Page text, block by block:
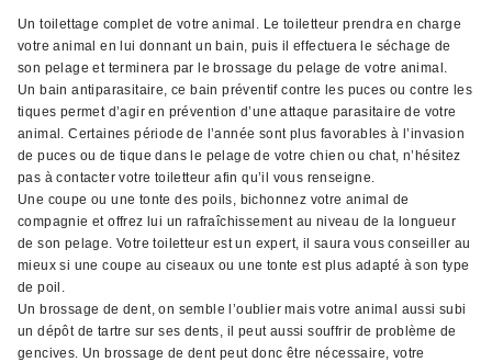
Un toilettage complet de votre animal. Le toiletteur prendra en charge
votre animal en lui donnant un bain, puis il effectuera le séchage de
son pelage et terminera par le brossage du pelage de votre animal.
Un bain antiparasitaire, ce bain préventif contre les puces ou contre les
tiques permet d’agir en prévention d’une attaque parasitaire de votre
animal. Certaines période de l’année sont plus favorables à l’invasion
de puces ou de tique dans le pelage de votre chien ou chat, n’hésitez
pas à contacter votre toiletteur afin qu’il vous renseigne.
Une coupe ou une tonte des poils, bichonnez votre animal de
compagnie et offrez lui un rafraîchissement au niveau de la longueur
de son pelage. Votre toiletteur est un expert, il saura vous conseiller au
mieux si une coupe au ciseaux ou une tonte est plus adapté à son type
de poil.
Un brossage de dent, on semble l’oublier mais votre animal aussi subi
un dépôt de tartre sur ses dents, il peut aussi souffrir de problème de
gencives. Un brossage de dent peut donc être nécessaire, votre